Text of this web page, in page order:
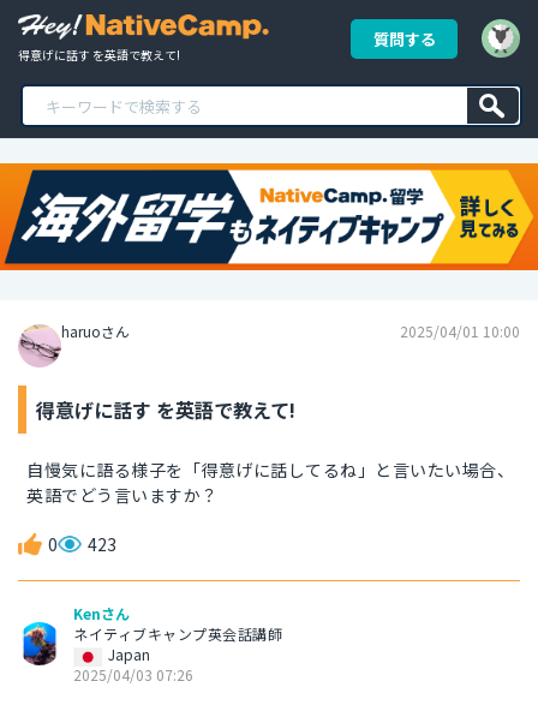
得意げに話す を英語で教えて!
質問する
haruoさん 2025/04/01 10:00
得意げに話す を英語で教えて!
自慢気に語る様子を「得意げに話してるね」と言いたい場合、
英語でどう言いますか？
0 423
Kenさん
ネイティブキャンプ英会話講師
Japan
2025/04/03 07:26